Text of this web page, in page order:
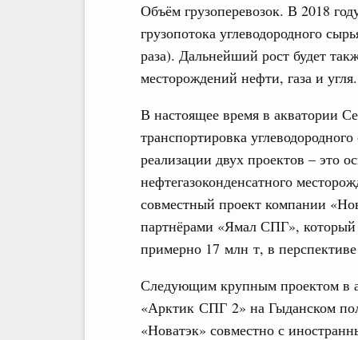
Объём грузоперевозок. В 2018
грузопотока углеводородного
раза). Дальнейший рост будет
месторождений нефти, газа и угля.
В настоящее время в акватории
транспортировка
реализации двух проектов – это
нефтегазоконденсатного
совместный проект компании
партнёрами «Ямал СПГ», который
примерно 17 млн т, в
Следующим крупным проектом в
«Арктик СПГ 2» на Гыданском
«Новатэк» совместно с